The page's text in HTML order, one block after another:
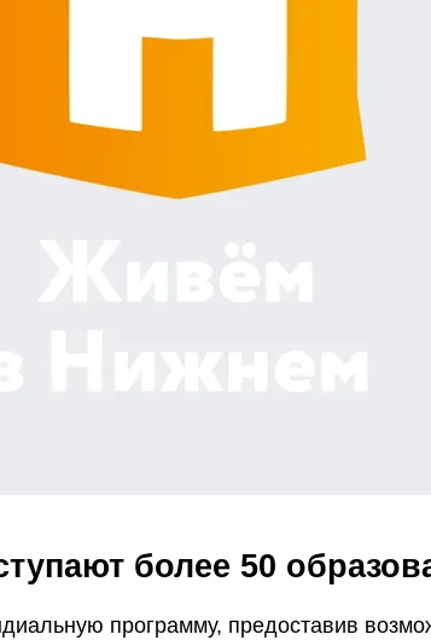
более 50
программу, предоставив